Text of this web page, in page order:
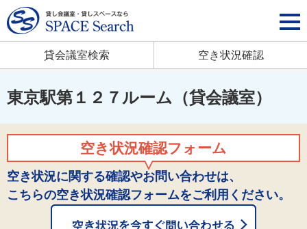
貸会議室検索 空き状況確認
東京駅第１２７ルーム（貸会議室）
空き状況確認フォーム
空き状況に関する確認やお問い合わせは、
こちらの空き状況確認フォームをご利用ください。